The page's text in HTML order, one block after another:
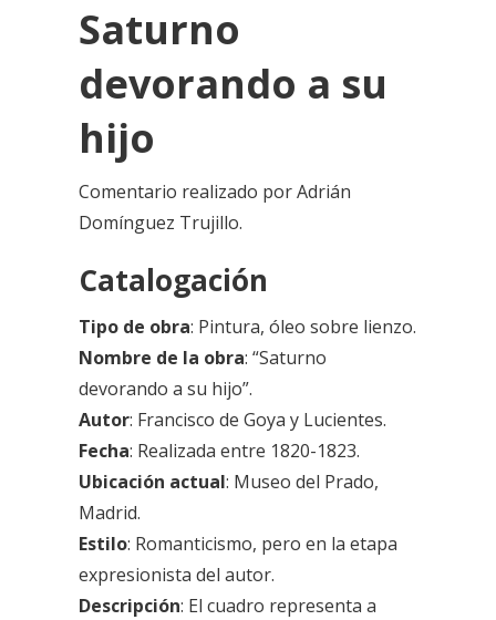
Saturno
devorando a su
hijo
Comentario realizado por Adrián
Domínguez Trujillo.
Catalogación
Tipo de obra: Pintura, óleo sobre lienzo.
Nombre de la obra: “Saturno
devorando a su hijo”.
Autor: Francisco de Goya y Lucientes.
Fecha: Realizada entre 1820-1823.
Ubicación actual: Museo del Prado,
Madrid.
Estilo: Romanticismo, pero en la etapa
expresionista del autor.
Descripción: El cuadro representa a